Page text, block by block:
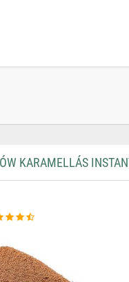
KARAMELLÁS